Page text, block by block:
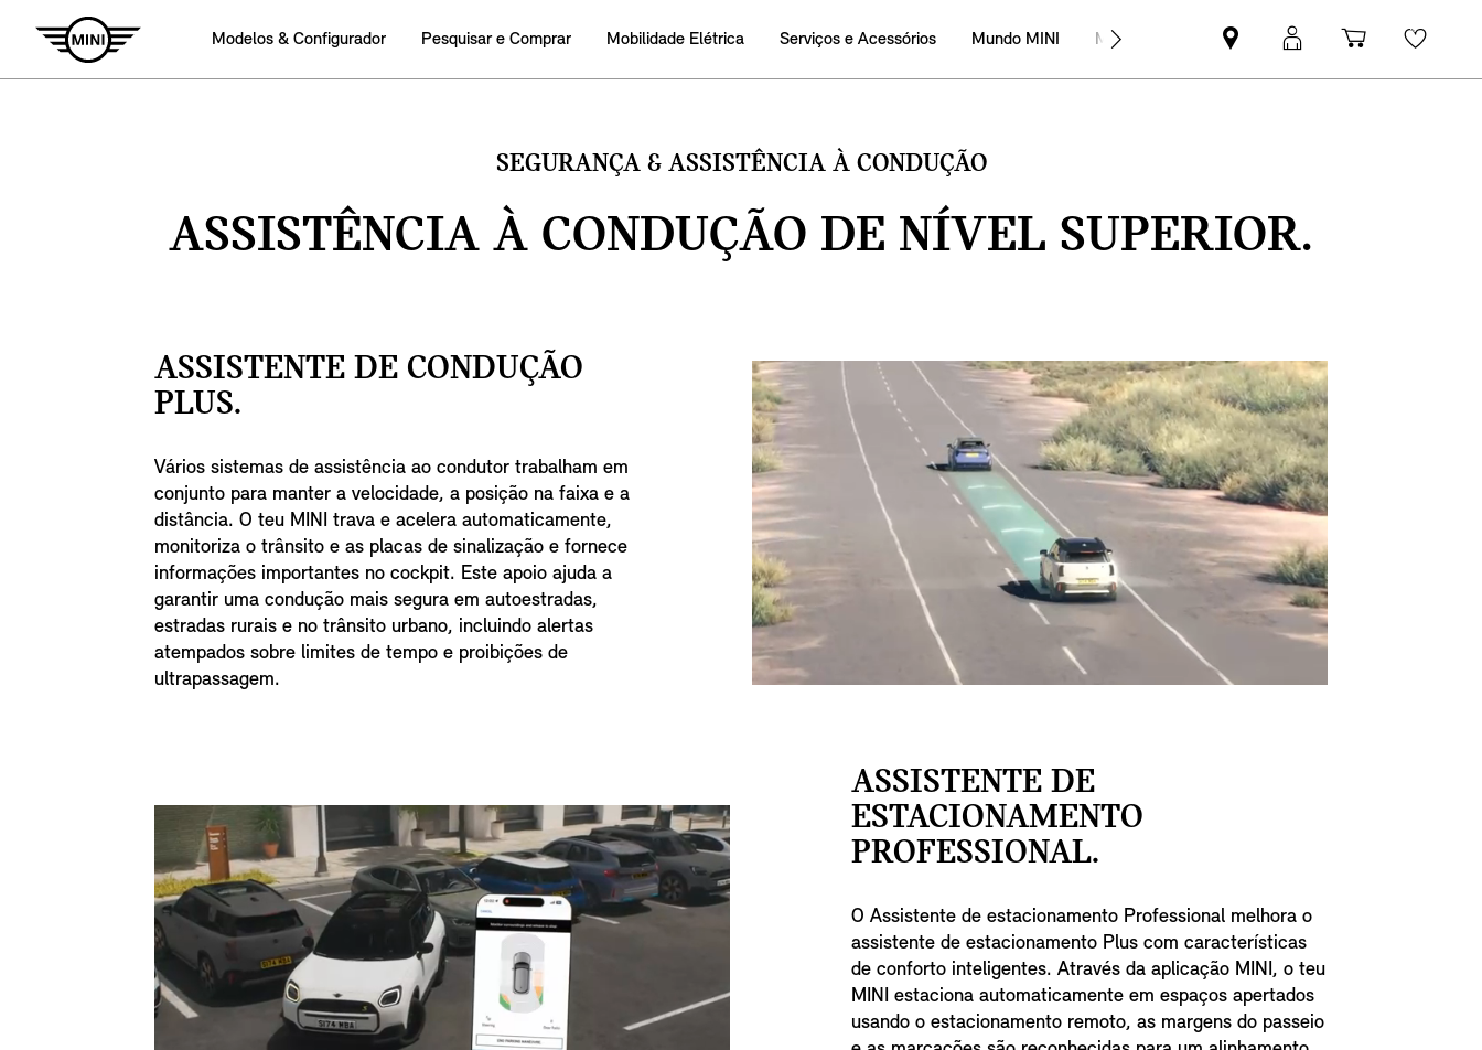
Modelos & Configurador Pesquisar e Comprar Mobilidade Elétrica Serviços e Acessórios Mundo MINI MINI Empresas
Pesquisar
parceiro
Iniciar
sessão
Carrinho
de
SEGURANÇA & ASSISTÊNCIA À CONDUÇÃO
ASSISTÊNCIA À CONDUÇÃO DE NÍVEL SUPERIOR.
ASSISTENTE DE CONDUÇÃO
PLUS.
Vários sistemas de assistência ao condutor trabalham em
conjunto para manter a velocidade, a posição na faixa e a
distância. O teu MINI trava e acelera automaticamente,
monitoriza o trânsito e as placas de sinalização e fornece
informações importantes no cockpit. Este apoio ajuda a
garantir uma condução mais segura em autoestradas,
estradas rurais e no trânsito urbano, incluindo alertas
atempados sobre limites de tempo e proibições de
ultrapassagem.
ASSISTENTE DE
ESTACIONAMENTO
PROFESSIONAL.
O Assistente de estacionamento Professional melhora o
assistente de estacionamento Plus com características
de conforto inteligentes. Através da aplicação MINI, o teu
MINI estaciona automaticamente em espaços apertados
usando o estacionamento remoto, as margens do passeio